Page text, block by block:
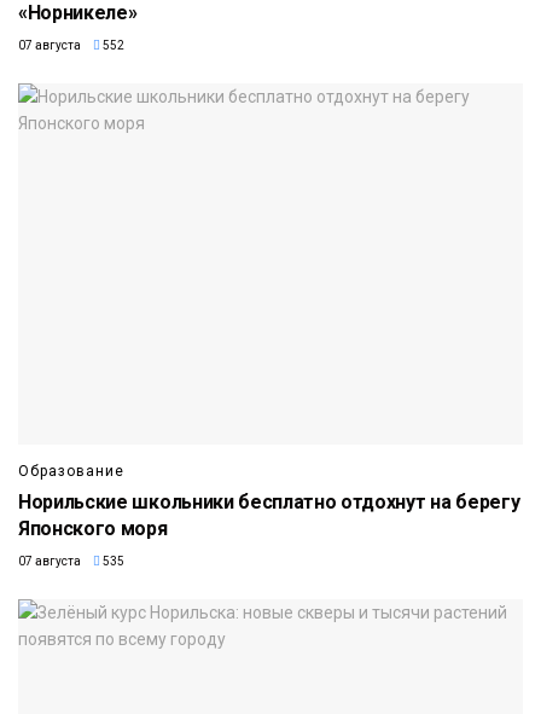
«Норникеле»
07 августа 552
Образование
Норильские школьники бесплатно отдохнут на берегу
Японского моря
07 августа 535